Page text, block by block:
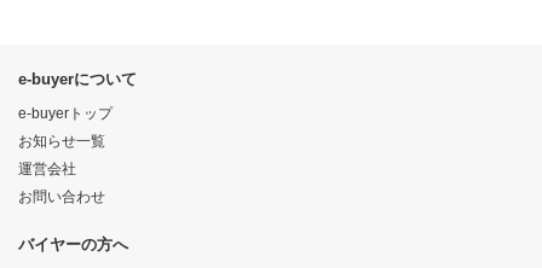
e-buyerについて
e-buyerトップ
お知らせ一覧
運営会社
お問い合わせ
バイヤーの方へ